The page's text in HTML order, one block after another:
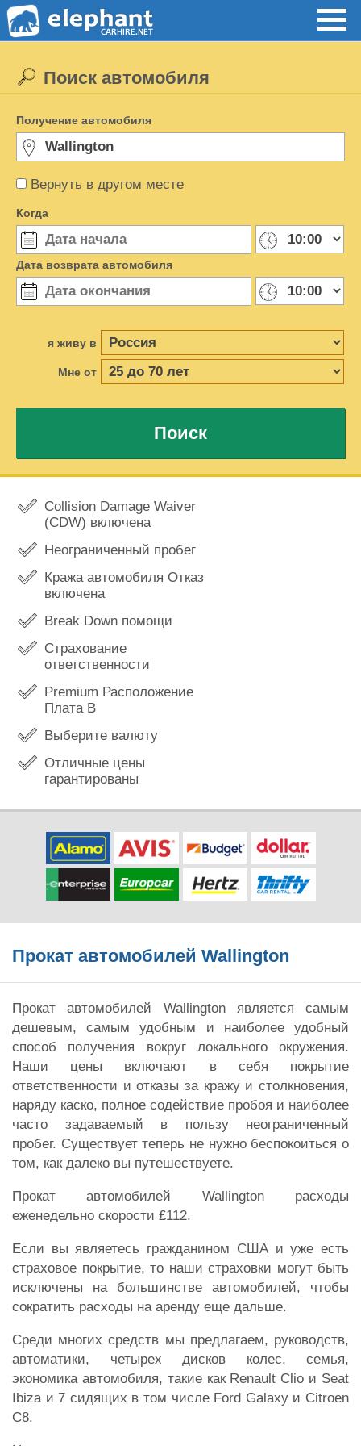
Вернуть в другом месте
Поиск автомобиля
Получение автомобиля
Когда
Дата возврата автомобиля
я живу в
Мне от
Поиск
Collision Damage Waiver
(CDW) включена
Неограниченный пробег
Кража автомобиля Отказ
включена
Break Down помощи
Страхование
ответственности
Premium Расположение
Плата В
Выберите валюту
Отличные цены
гарантированы
Прокат автомобилей Wallington
Прокат автомобилей Wallington является самым
дешевым, самым удобным и наиболее удобный
способ получения вокруг локального окружения.
Наши цены включают в себя покрытие
ответственности и отказы за кражу и столкновения,
наряду каско, полное содействие пробоя и наиболее
часто задаваемый в пользу неограниченный
пробег. Существует теперь не нужно беспокоиться о
том, как далеко вы путешествуете.
Прокат автомобилей Wallington расходы
еженедельно скорости £112.
Если вы являетесь гражданином США и уже есть
страховое покрытие, то наши страховки могут быть
исключены на большинстве автомобилей, чтобы
сократить расходы на аренду еще дальше.
Среди многих средств мы предлагаем, руководств,
автоматики, четырех дисков колес, семья,
экономика автомобиля, такие как Renault Clio и Seat
Ibiza и 7 сидящих в том числе Ford Galaxy и Citroen
C8.